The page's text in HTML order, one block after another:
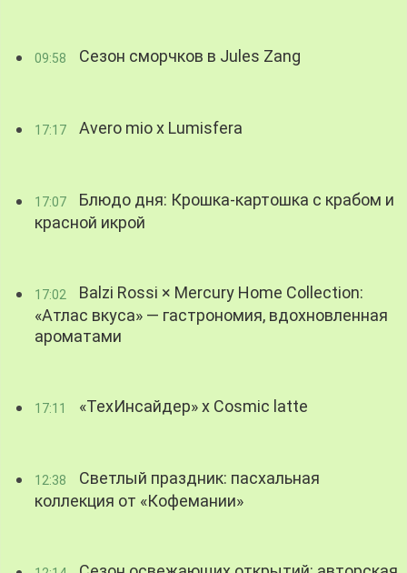
09:58 Сезон сморчков в Jules Zang
17:17 Avero mio x Lumisfera
17:07
Блюдо дня: Крошка-картошка с крабом и
красной икрой
17:02
Balzi Rossi × Mercury Home Collection:
«Атлас вкуса» — гастрономия, вдохновленная
ароматами
17:11 «ТехИнсайдер» х Cosmic latte
12:38
Светлый праздник: пасхальная
коллекция от «Кофемании»